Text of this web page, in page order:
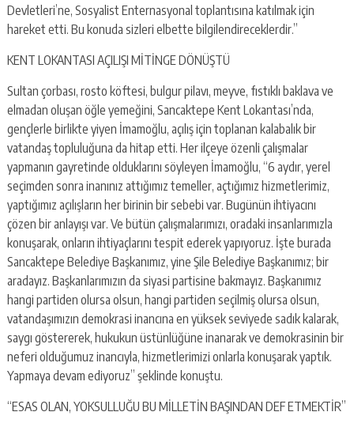
Devletleri’ne, Sosyalist Enternasyonal toplantısına katılmak için
hareket etti. Bu konuda sizleri elbette bilgilendireceklerdir.”
KENT LOKANTASI AÇILIŞI MİTİNGE DÖNÜŞTÜ
Sultan çorbası, rosto köftesi, bulgur pilavı, meyve, fıstıklı baklava ve
elmadan oluşan öğle yemeğini, Sancaktepe Kent Lokantası’nda,
gençlerle birlikte yiyen İmamoğlu, açılış için toplanan kalabalık bir
vatandaş topluluğuna da hitap etti. Her ilçeye özenli çalışmalar
yapmanın gayretinde olduklarını söyleyen İmamoğlu, “6 aydır, yerel
seçimden sonra inanınız attığımız temeller, açtığımız hizmetlerimiz,
yaptığımız açılışların her birinin bir sebebi var. Bugünün ihtiyacını
çözen bir anlayışı var. Ve bütün çalışmalarımızı, oradaki insanlarımızla
konuşarak, onların ihtiyaçlarını tespit ederek yapıyoruz. İşte burada
Sancaktepe Belediye Başkanımız, yine Şile Belediye Başkanımız; bir
aradayız. Başkanlarımızın da siyasi partisine bakmayız. Başkanımız
hangi partiden olursa olsun, hangi partiden seçilmiş olursa olsun,
vatandaşımızın demokrasi inancına en yüksek seviyede sadık kalarak,
saygı göstererek, hukukun üstünlüğüne inanarak ve demokrasinin bir
neferi olduğumuz inancıyla, hizmetlerimizi onlarla konuşarak yaptık.
Yapmaya devam ediyoruz” şeklinde konuştu.
“ESAS OLAN, YOKSULLUĞU BU MİLLETİN BAŞINDAN DEF ETMEKTİR”